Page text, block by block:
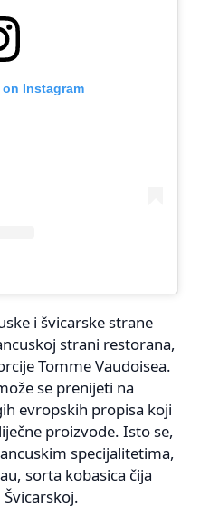
Instagram
i švicarske strane
strani restorana,
Tomme Vaudoisea.
se prenijeti na
evropskih propisa koji
proizvode. Isto se,
specijalitetima,
sorta kobasica čija